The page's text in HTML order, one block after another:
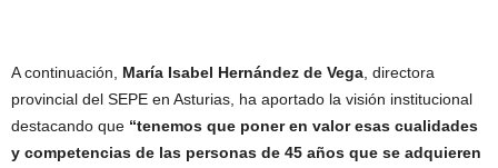
A continuación, María Isabel Hernández de Vega, directora
provincial del SEPE en Asturias, ha aportado la visión institucional
destacando que “tenemos que poner en valor esas cualidades
y competencias de las personas de 45 años que se adquieren